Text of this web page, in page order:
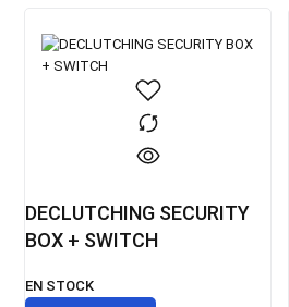
DECLUTCHING SECURITY
BOX + SWITCH
EN STOCK